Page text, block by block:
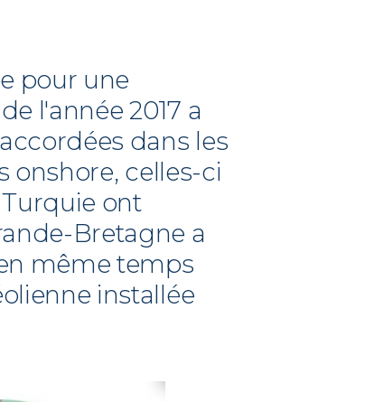
pour une
l'année 2017 a
dans les
onshore, celles-ci
Turquie ont
Bretagne a
même temps
installée